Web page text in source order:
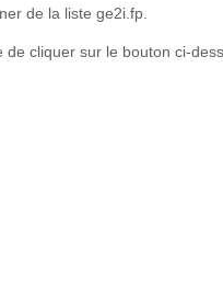
de la liste ge2i.fp.
cliquer sur le bouton ci-